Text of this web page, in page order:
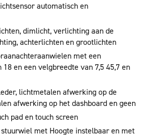
automatisch en
dimlicht, verlichting aan de
achterlichten en grootlichten
met een
en een velgbreedte van 7,5 45,7 en
lichtmetalen afwerking op de
afwerking op het dashboard en geen
pad en touch screen
met Hoogte instelbaar en met